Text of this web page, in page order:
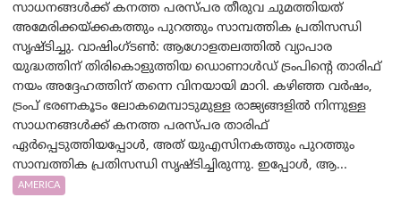
സാധനങ്ങൾക്ക് കനത്ത പരസ്പര തീരുവ ചുമത്തിയത്
അമേരിക്കയ്ക്കകത്തും പുറത്തും സാമ്പത്തിക പ്രതിസന്ധി
സൃഷ്ടിച്ചു. വാഷിംഗ്ടണ്‍: ആഗോളതലത്തിൽ വ്യാപാര
യുദ്ധത്തിന് തിരികൊളുത്തിയ ഡൊണാൾഡ് ട്രംപിന്റെ താരിഫ്
നയം അദ്ദേഹത്തിന് തന്നെ വിനയായി മാറി. കഴിഞ്ഞ വർഷം,
ട്രംപ് ഭരണകൂടം ലോകമെമ്പാടുമുള്ള രാജ്യങ്ങളിൽ നിന്നുള്ള
സാധനങ്ങൾക്ക് കനത്ത പരസ്പര താരിഫ്
ഏർപ്പെടുത്തിയപ്പോൾ, അത് യുഎസിനകത്തും പുറത്തും
സാമ്പത്തിക പ്രതിസന്ധി സൃഷ്ടിച്ചിരുന്നു. ഇപ്പോൾ, ആ...
AMERICA